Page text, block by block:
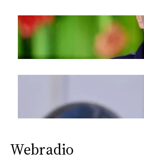
Webradio